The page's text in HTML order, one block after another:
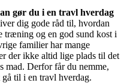
gør du i en travl hverdag
dig gode råd til, hvordan
træning og en god sund kost i
familier har mange
der ikke altid lige plads til det
mad. Derfor får du nemme,
til i en travl hverdag.